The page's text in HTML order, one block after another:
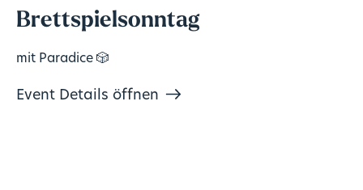
Brettspielsonntag
mit Paradice 🎲
Event Details öffnen